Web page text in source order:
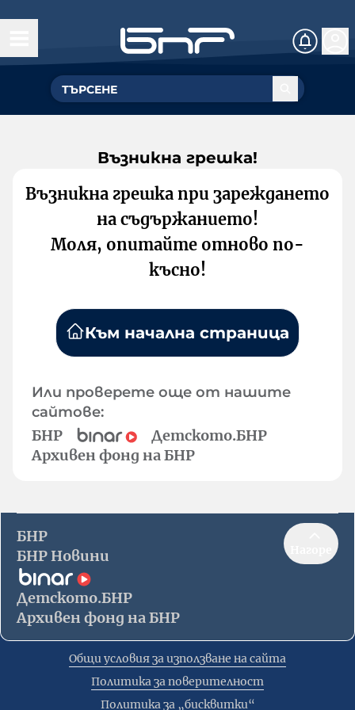
Възникна грешка!
Възникна грешка при зареждането
на съдържанието!
Моля, опитайте отново по-
късно!
Към начална страница
Или проверете още от нашите
сайтове:
БНР
Детското.БНР
Архивен фонд на БНР
БНР
БНР Новини
Детското.БНР
Архивен фонд на БНР
Общи условия за използване на сайта
Политика за поверителност
Политика за „бисквитки“